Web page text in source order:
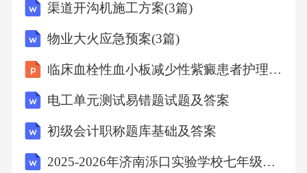
业务造成的损失。防范欺诈与风险加强数据保
护防止泄露和滥用数据安全与保护业务安全：
稳固保障06.可持续发展措施可持续发展措施和
型提升服务质量，增加市场竞争力优化理赔流
程提升客户满意度，加强风险控制减少行政成
本提高效率，降低运营成本可持续发展措施措
渠道开沟机施工方案(3篇)
物业大火应急预案(3篇)
临床血栓性血小板减少性紫癜患者护理查房
电工单元测试易错题试题及答案
初级会计职称题库基础及答案
2025-2026年济南泺口实验学校七年级下学期数学3月份月考考试试卷以及含答案